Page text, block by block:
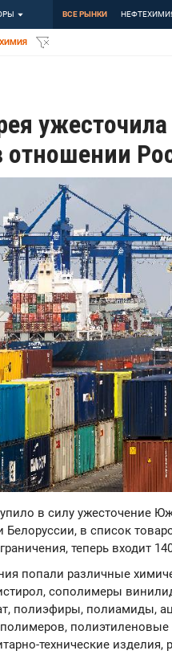
ВСЕ РЫНКИ
отношении
в силу ужесточение
в список
теперь входит
попали различные
сополимеры
полиэфиры, полиамиды,
технические